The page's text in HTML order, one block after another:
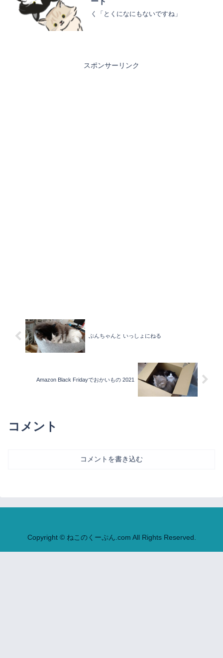
く「とくになにもないですね」
スポンサーリンク
ぷんちゃんと いっしょにねる
Amazon Black Fridayでおかいもの 2021
コメント
コメントを書き込む
Copyright © ねこのくーぷん.com All Rights Reserved.